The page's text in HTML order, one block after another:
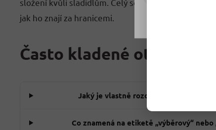
složení kvůli sladidlům. Celý sortiment najdete v
jak ho znají za hranicemi.
Často kladené otázky
Jaký je vlastně rozdíl mezi marmeládou
Co znamená na etiketě „výběrový“ nebo